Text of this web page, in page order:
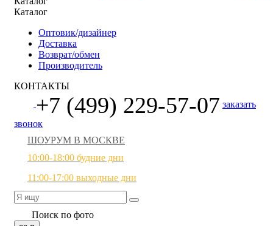
Каталог
Оптовик/дизайнер
Доставка
Возврат/обмен
Производитель
КОНТАКТЫ
+7 (499) 229-57-07 заказать
звонок
ШОУРУМ В МОСКВЕ
10:00-18:00 будние дни
11:00-17:00 выходные дни
Поиск по фото